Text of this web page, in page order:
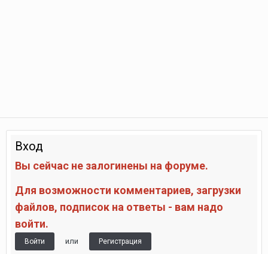
Вход
Вы сейчас не залогинены на форуме.
Для возможности комментариев, загрузки
файлов, подписок на ответы - вам надо
войти.
Войти или Регистрация